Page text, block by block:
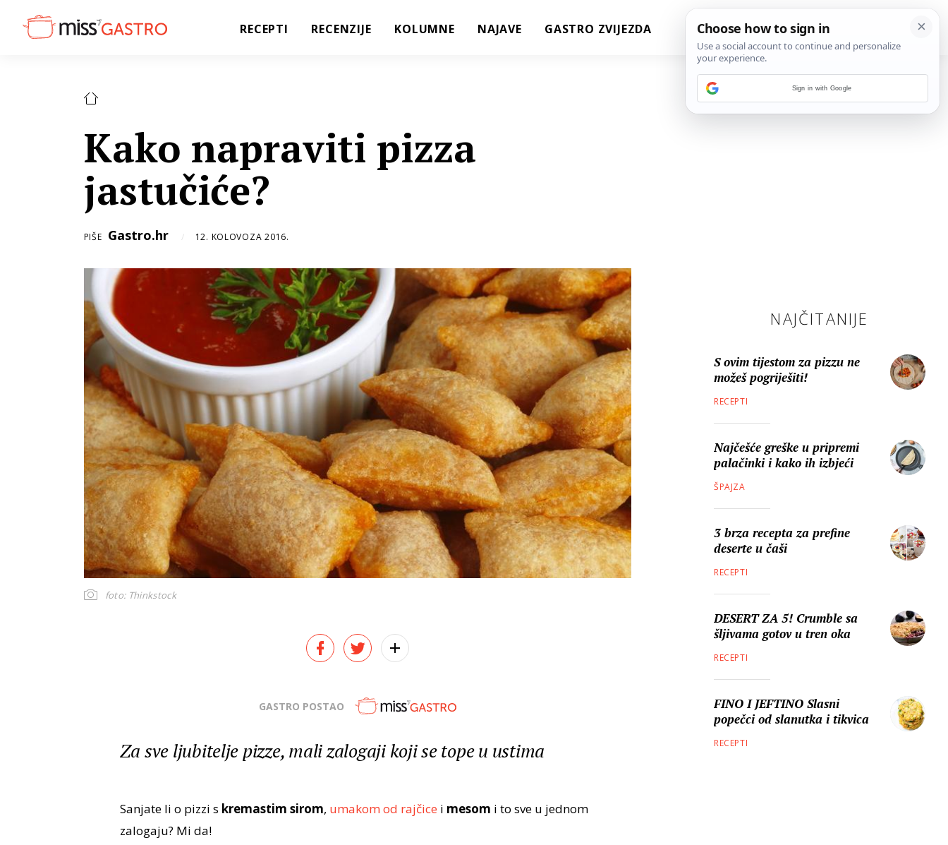
RECEPTI RECENZIJE KOLUMNE NAJAVE GASTRO ZVIJEZDA
Kako napraviti pizza
jastučiće?
PIŠE Gastro.hr 12. KOLOVOZA 2016.
foto: Thinkstock
GASTRO POSTAO
Za sve ljubitelje pizze, mali zalogaji koji se tope u ustima
Sanjate li o pizzi s kremastim sirom, umakom od rajčice i mesom i to sve u jednom
zalogaju? Mi da!
NAJČITANIJE
S ovim tijestom za pizzu ne
možeš pogriješiti!
RECEPTI
Najčešće greške u pripremi
palačinki i kako ih izbjeći
ŠPAJZA
3 brza recepta za prefine
deserte u čaši
RECEPTI
DESERT ZA 5! Crumble sa
šljivama gotov u tren oka
RECEPTI
FINO I JEFTINO Slasni
popečci od slanutka i tikvica
RECEPTI
Sign in with Google